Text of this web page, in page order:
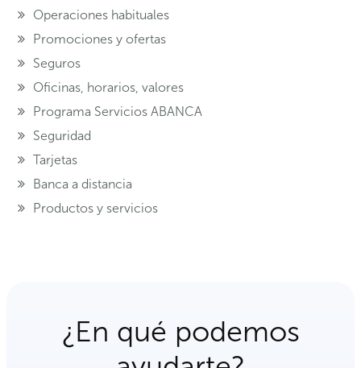
Operaciones habituales
Promociones y ofertas
Seguros
Oficinas, horarios, valores
Programa Servicios ABANCA
Seguridad
Tarjetas
Banca a distancia
Productos y servicios
¿En qué podemos